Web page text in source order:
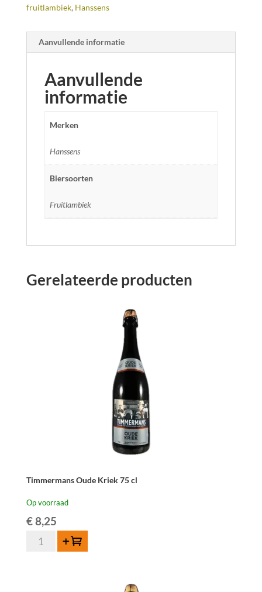
fruitlambiek, Hanssens
Aanvullende informatie
Aanvullende
informatie
Merken
Hanssens
Biersoorten
Fruitlambiek
Gerelateerde producten
Timmermans Oude Kriek 75 cl
Op voorraad
€8,25
TimmermansToevoegen